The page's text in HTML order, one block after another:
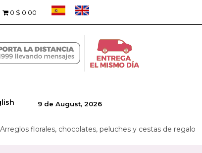
0 $ 0.00
9 de August, 2026
florales, chocolates, peluches y cestas de regalo